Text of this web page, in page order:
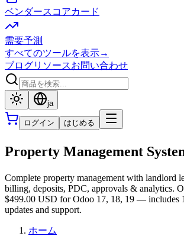
ベンダースコアカード
需要予測
すべてのツールを表示→
ブログリソースお問い合わせ
ja
ログイン はじめる
Property Management
Complete property management with landlord
billing, deposits, PDC, approvals & analytics.
$499.00 USD for Odoo 17, 18, 19 — includes
updates and support.
ホーム